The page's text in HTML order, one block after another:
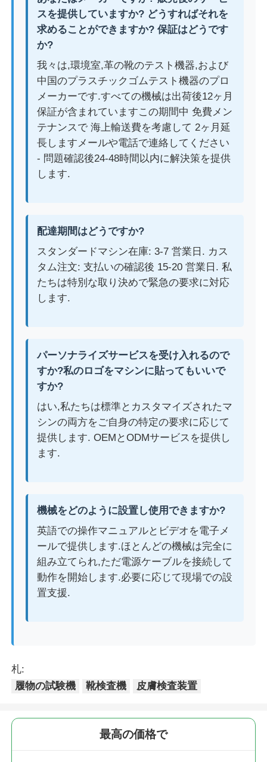
スを提供していますか? どうすればそれを
求めることができますか? 保証はどうです
か?
我々は,環境室,革の靴のテスト機器,および
中国のプラスチックゴムテスト機器のプロ
メーカーです.すべての機械は出荷後12ヶ月
保証が含まれていますこの期間中 免費メン
テナンスで 海上輸送費を考慮して 2ヶ月延
長しますメールや電話で連絡してください
- 問題確認後24-48時間以内に解決策を提供
します.
配達期間はどうですか?
スタンダードマシン在庫: 3-7 営業日. カス
タム注文: 支払いの確認後 15-20 営業日. 私
たちは特別な取り決めで緊急の要求に対応
します.
パーソナライズサービスを受け入れるので
すか?私のロゴをマシンに貼ってもいいで
すか?
はい,私たちは標準とカスタマイズされたマ
シンの両方をご自身の特定の要求に応じて
提供します. OEMとODMサービスを提供し
ます.
機械をどのように設置し使用できますか?
英語での操作マニュアルとビデオを電子メ
ールで提供します.ほとんどの機械は完全に
組み立てられ,ただ電源ケーブルを接続して
動作を開始します.必要に応じて現場での設
置支援.
札:
履物の試験機
靴検査機 皮膚検査装置
最高の価格で